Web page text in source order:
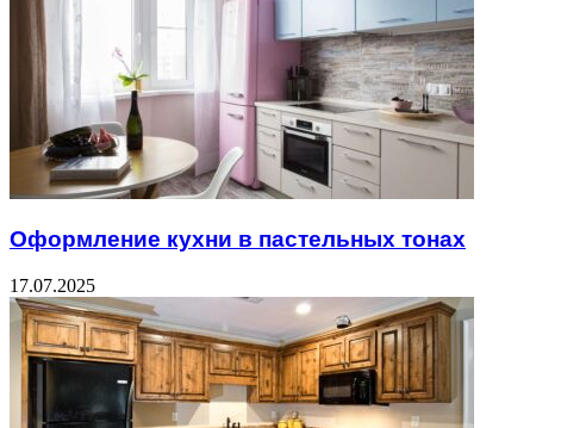
Оформление кухни в пастельных тонах
17.07.2025